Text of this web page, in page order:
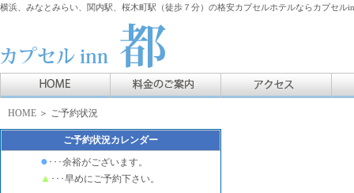
横浜、みなとみらい、関内駅、桜木町駅（徒歩７分）の格安カプセルホテルならカプセル
HOME ＞ ご予約状況
ご予約状況カレンダー
● ･･･余裕がございます。
▲ ･･･早めにご予約下さい。